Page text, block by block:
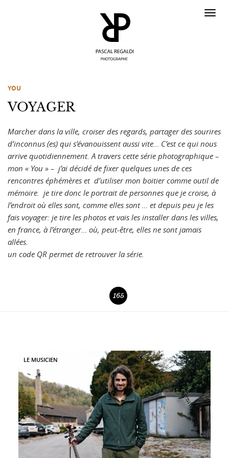
YOU
VOYAGER
Marcher dans la ville, croiser des regards, partager des sourires
d’inconnus (es) qui s’évanouissent aussi vite… C’est ce qui nous
arrive quotidiennement. A travers cette série photographique –
mon « You » – j’ai décidé de fixer quelques unes de ces
rencontres éphémères et d’utiliser mon boitier comme outil de
mémoire. je tire donc le portrait de personnes que je croise, à
l’endroit où elles sont, comme elles sont … et depuis peu je les
fais voyager: je tire les photos et vais les installer dans les villes,
en france, à l’étranger… où, peut-être, elles ne sont jamais
allées.
un code QR permet de retrouver la série.
LE MUSICIEN
165